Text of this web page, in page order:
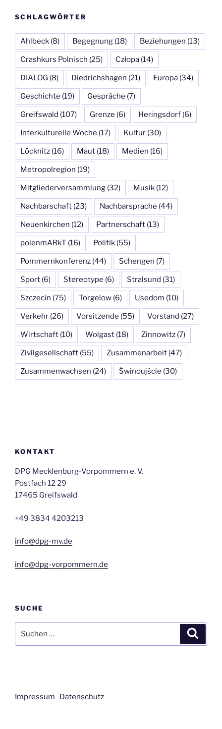
SCHLAGWÖRTER
Ahlbeck (8) Begegnung (18) Beziehungen (13)
Crashkurs Polnisch (25) Człopa (14)
DIALOG (8) Diedrichshagen (21) Europa (34)
Geschichte (19) Gespräche (7)
Greifswald (107) Grenze (6) Heringsdorf (6)
Interkulturelle Woche (17) Kultur (30)
Löcknitz (16) Maut (18) Medien (16)
Metropolregion (19)
Mitgliederversammlung (32) Musik (12)
Nachbarschaft (23) Nachbarsprache (44)
Neuenkirchen (12) Partnerschaft (13)
polenmARkT (16) Politik (55)
Pommernkonferenz (44) Schengen (7)
Sport (6) Stereotype (6) Stralsund (31)
Szczecin (75) Torgelow (6) Usedom (10)
Verkehr (26) Vorsitzende (55) Vorstand (27)
Wirtschaft (10) Wolgast (18) Zinnowitz (7)
Zivilgesellschaft (55) Zusammenarbeit (47)
Zusammenwachsen (24) Świnoujście (30)
KONTAKT
DPG Mecklenburg-Vorpommern e. V.
Postfach 12 29
17465 Greifswald
+49 3834 4203213
info@dpg-mv.de
info@dpg-vorpommern.de
SUCHE
nach:
Impressum Datenschutz